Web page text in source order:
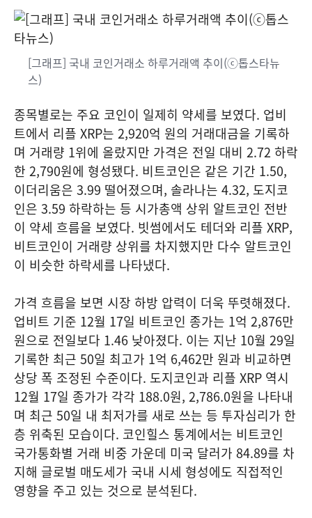
[그래프] 국내 코인거래소 하루거래액 추이(ⓒ톱스타뉴
스)
종목별로는 주요 코인이 일제히 약세를 보였다. 업비
트에서 리플 XRP는 2,920억 원의 거래대금을 기록하
며 거래량 1위에 올랐지만 가격은 전일 대비 2.72 하락
한 2,790원에 형성됐다. 비트코인은 같은 기간 1.50,
이더리움은 3.99 떨어졌으며, 솔라나는 4.32, 도지코
인은 3.59 하락하는 등 시가총액 상위 알트코인 전반
이 약세 흐름을 보였다. 빗썸에서도 테더와 리플 XRP,
비트코인이 거래량 상위를 차지했지만 다수 알트코인
이 비슷한 하락세를 나타냈다.
가격 흐름을 보면 시장 하방 압력이 더욱 뚜렷해졌다.
업비트 기준 12월 17일 비트코인 종가는 1억 2,876만
원으로 전일보다 1.46 낮아졌다. 이는 지난 10월 29일
기록한 최근 50일 최고가 1억 6,462만 원과 비교하면
상당 폭 조정된 수준이다. 도지코인과 리플 XRP 역시
12월 17일 종가가 각각 188.0원, 2,786.0원을 나타내
며 최근 50일 내 최저가를 새로 쓰는 등 투자심리가 한
층 위축된 모습이다. 코인힐스 통계에서는 비트코인
국가통화별 거래 비중 가운데 미국 달러가 84.89를 차
지해 글로벌 매도세가 국내 시세 형성에도 직접적인
영향을 주고 있는 것으로 분석된다.